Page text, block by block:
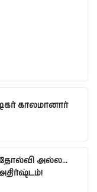
காலமானார்
தோல்வி அல்ல…